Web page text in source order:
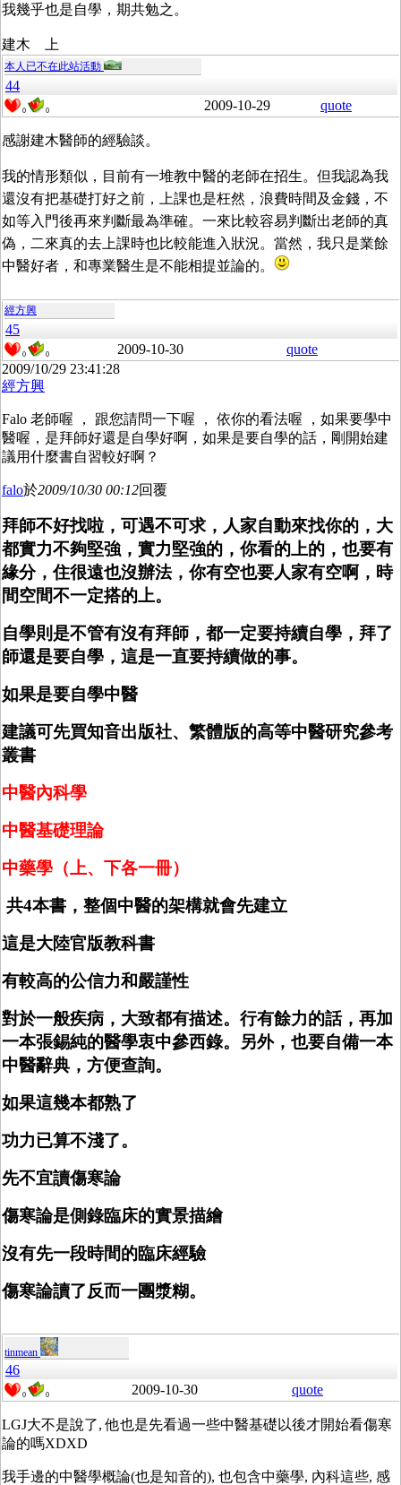
我幾乎也是自學，期共勉之。
建木 上
本人已不在此站活動
44
0 0 2009-10-29 quote
感謝建木醫師的經驗談。
我的情形類似，目前有一堆教中醫的老師在招生。但我認為我
還沒有把基礎打好之前，上課也是枉然，浪費時間及金錢，不
如等入門後再來判斷最為準確。一來比較容易判斷出老師的真
偽，二來真的去上課時也比較能進入狀況。當然，我只是業餘
中醫好者，和專業醫生是不能相提並論的。
經方興
45
0 0 2009-10-30
quote
2009/10/29 23:41:28
經方興
Falo 老師喔 ， 跟您請問一下喔 ， 依你的看法喔 ，如果要學中
醫喔，是拜師好還是自學好啊，如果是要自學的話，剛開始建
議用什麼書自習較好啊？
falo於2009/10/30 00:12回覆
拜師不好找啦，可遇不可求，人家自動來找你的，大
都實力不夠堅強，實力堅強的，你看的上的，也要有
緣分，住很遠也沒辦法，你有空也要人家有空啊，時
間空間不一定搭的上。
自學則是不管有沒有拜師，都一定要持續自學，拜了
師還是要自學，這是一直要持續做的事。
如果是要自學中醫
建議可先買知音出版社、繁體版的高等中醫研究參考
叢書
中醫內科學
中醫基礎理論
中藥學（上、下各一冊）
共4本書，整個中醫的架構就會先建立
這是大陸官版教科書
有較高的公信力和嚴謹性
對於一般疾病，大致都有描述。行有餘力的話，再加
一本張錫純的醫學衷中參西錄。另外，也要自備一本
中醫辭典，方便查詢。
如果這幾本都熟了
功力已算不淺了。
先不宜讀傷寒論
傷寒論是側錄臨床的實景描繪
沒有先一段時間的臨床經驗
傷寒論讀了反而一團漿糊。
tinmean
46
0 0 2009-10-30 quote
LGJ大不是說了, 他也是先看過一些中醫基礎以後才開始看傷寒
論的嗎XDXD
我手邊的中醫學概論(也是知音的), 也包含中藥學, 內科這些, 感